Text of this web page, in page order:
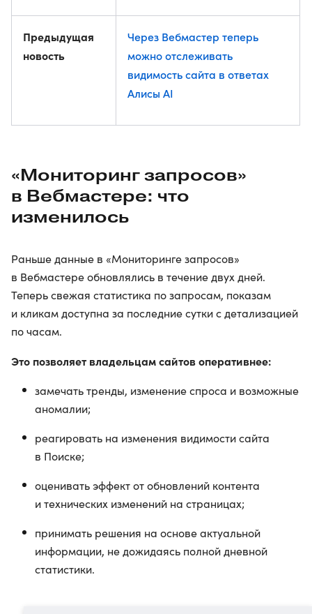
Предыдущая
новость
Через Вебмастер теперь
можно отслеживать
видимость сайта в ответах
Алисы AI
«Мониторинг запросов»
в Вебмастере: что
изменилось
Раньше данные в «Мониторинге запросов»
в Вебмастере обновлялись в течение двух дней.
Теперь свежая статистика по запросам, показам
и кликам доступна за последние сутки с детализацией
по часам.
Это позволяет владельцам сайтов оперативнее:
замечать тренды, изменение спроса и возможные
аномалии;
реагировать на изменения видимости сайта
в Поиске;
оценивать эффект от обновлений контента
и технических изменений на страницах;
принимать решения на основе актуальной
информации, не дожидаясь полной дневной
статистики.